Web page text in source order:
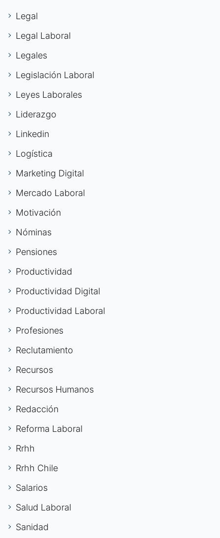
Legal
Legal Laboral
Legales
Legislación Laboral
Leyes Laborales
Liderazgo
Linkedin
Logística
Marketing Digital
Mercado Laboral
Motivación
Nóminas
Pensiones
Productividad
Productividad Digital
Productividad Laboral
Profesiones
Reclutamiento
Recursos
Recursos Humanos
Redacción
Reforma Laboral
Rrhh
Rrhh Chile
Salarios
Salud Laboral
Sanidad